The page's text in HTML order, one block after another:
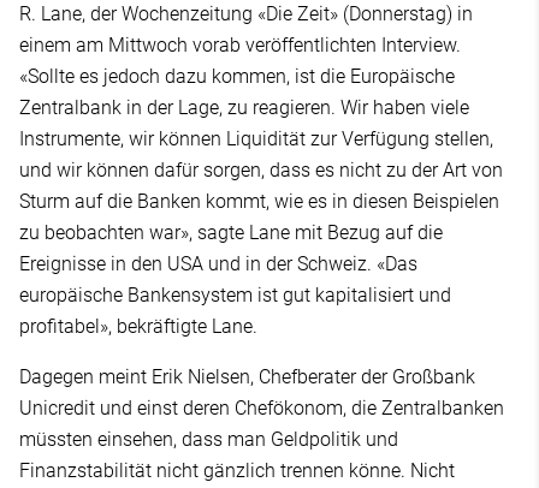
R. Lane, der Wochenzeitung «Die Zeit» (Donnerstag) in
einem am Mittwoch vorab veröffentlichten Interview.
«Sollte es jedoch dazu kommen, ist die Europäische
Zentralbank in der Lage, zu reagieren. Wir haben viele
Instrumente, wir können Liquidität zur Verfügung stellen,
und wir können dafür sorgen, dass es nicht zu der Art von
Sturm auf die Banken kommt, wie es in diesen Beispielen
zu beobachten war», sagte Lane mit Bezug auf die
Ereignisse in den USA und in der Schweiz. «Das
europäische Bankensystem ist gut kapitalisiert und
profitabel», bekräftigte Lane.
Dagegen meint Erik Nielsen, Chefberater der Großbank
Unicredit und einst deren Chefökonom, die Zentralbanken
müssten einsehen, dass man Geldpolitik und
Finanzstabilität nicht gänzlich trennen könne. Nicht